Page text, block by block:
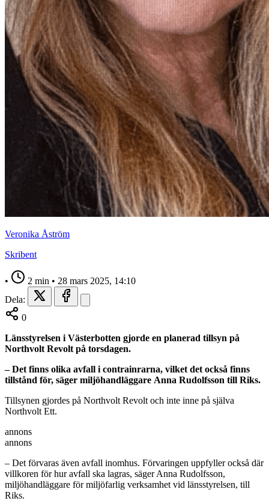
Veronika Åström
Skribent
• 2 min • 28 mars 2025, 14:10
Dela:
0
Länsstyrelsen i Västerbotten gjorde en planerad tillsyn på
Northvolt Revolt på torsdagen.
– Det finns olika avfall i contrainrarna, vilket det också finns
tillstånd för, säger miljöhandläggare Anna Rudolfsson till Riks.
Tillsynen gjordes på Northvolt Revolt och inte inne på själva
Northvolt Ett.
annons
annons
– Det förvaras även avfall inomhus. Förvaringen uppfyller också där
villkoren för hur avfall ska lagras, säger Anna Rudolfsson,
miljöhandläggare för miljöfarlig verksamhet vid länsstyrelsen, till
Riks.